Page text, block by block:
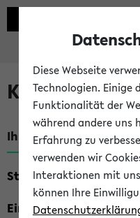
Kombisuche
Ihre Suchkriterien:
Studienfach
Einrichtung
Diese Webseite
Technologien. Einige
Funktionalität der
während andere uns
Erfahrung zu
verwenden wir
Interaktionen mit
können Ihre